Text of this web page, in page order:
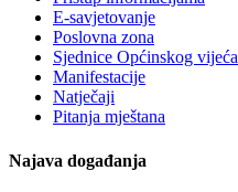
E-savjetovanje
Poslovna zona
Sjednice Općinskog vijeća
Manifestacije
Natječaji
Pitanja mještana
Najava događanja